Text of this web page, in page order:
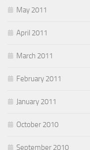
May 2011
April 2011
March 2011
February 2011
January 2011
October 2010
September 2010